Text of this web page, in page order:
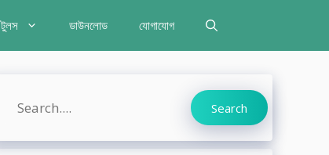
টুলস ডাউনলোড যোগাযোগ
Search Search